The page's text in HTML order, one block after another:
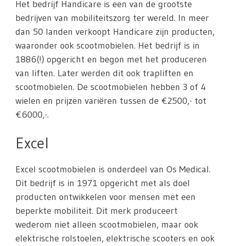
Het bedrijf Handicare is een van de grootste
bedrijven van mobiliteitszorg ter wereld. In meer
dan 50 landen verkoopt Handicare zijn producten,
waaronder ook scootmobielen. Het bedrijf is in
1886(!) opgericht en begon met het produceren
van liften. Later werden dit ook trapliften en
scootmobielen. De scootmobielen hebben 3 of 4
wielen en prijzen variëren tussen de €2500,- tot
€6000,-.
Excel
Excel scootmobielen is onderdeel van Os Medical.
Dit bedrijf is in 1971 opgericht met als doel
producten ontwikkelen voor mensen met een
beperkte mobiliteit. Dit merk produceert
wederom niet alleen scootmobielen, maar ook
elektrische rolstoelen, elektrische scooters en ook